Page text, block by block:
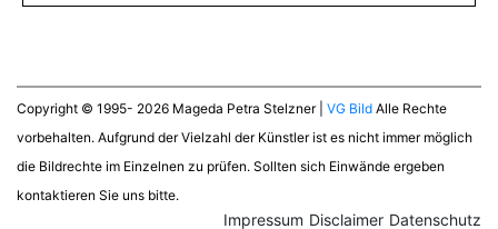
Copyright © 1995- 2026 Mageda Petra Stelzner | VG Bild Alle Rechte
vorbehalten. Aufgrund der Vielzahl der Künstler ist es nicht immer möglich
die Bildrechte im Einzelnen zu prüfen. Sollten sich Einwände ergeben
kontaktieren Sie uns bitte.
Datenschutz
Disclaimer
Impressum